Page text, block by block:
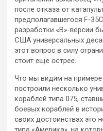
после отказа от
предполагавшегося F-
разработки «B»-версии
США универсальных
этот вопрос в силу
стоит ещё острее.
Что мы видим на
построили несколько
кораблей типа 075,
боевых кораблей в
своих достоинствах это